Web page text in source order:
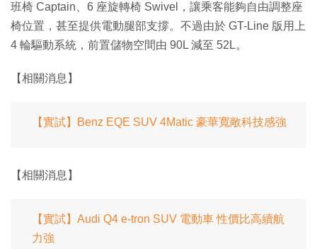
班椅 Captain、6 座旋轉椅 Swivel，讓乘客能夠自由調整座
椅位置，甚至提供電動腿部支撐。不過由於 GT-Line 版用上
4 輪驅動系統，前置儲物空間由 90L 減至 52L。
【相關消息】
【實試】Benz EQE SUV 4Matic 豪華寬敞科技感強
【相關消息】
【實試】Audi Q4 e-tron SUV 電動車 性價比高續航
力強